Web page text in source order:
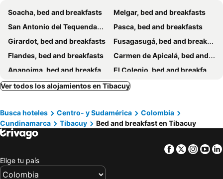
Soacha, bed and breakfasts
Melgar, bed and breakfasts
San Antonio del Tequendama, bed and breakfasts
Pasca, bed and breakfasts
Girardot, bed and breakfasts
Fusagasugá, bed and breakfasts
Flandes, bed and breakfasts
Carmen de Apicalá, bed and breakfasts
Anapoima, bed and breakfasts
El Colegio, bed and breakfasts
Ver todos los alojamientos en Tibacuy
Busca hoteles Centro- y Sudamérica
Colombia
Cundinamarca
Tibacuy Bed and breakfast en Tibacuy
Facebook
Twitter
Elige tu país